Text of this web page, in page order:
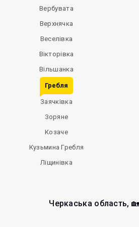
Вербувата
Верхнячка
Веселівка
Вікторівка
Вільшанка
Гребля
Заячківка
Зоряне
Козаче
Кузьмина Гребля
Ліщинівка
Черкаська область,